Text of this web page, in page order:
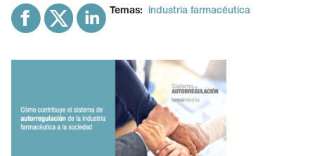
Temas: industria farmacéutica